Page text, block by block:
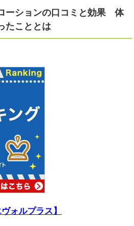
ーションの口コミと効果 体
たこととは
ヴォルプラス】